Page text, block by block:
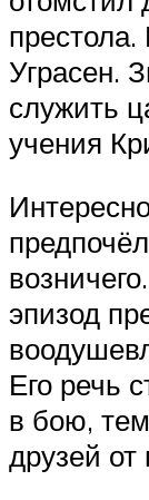
Уграсен.
служить
учения
эпизод
Его речь
в бою,
друзей от